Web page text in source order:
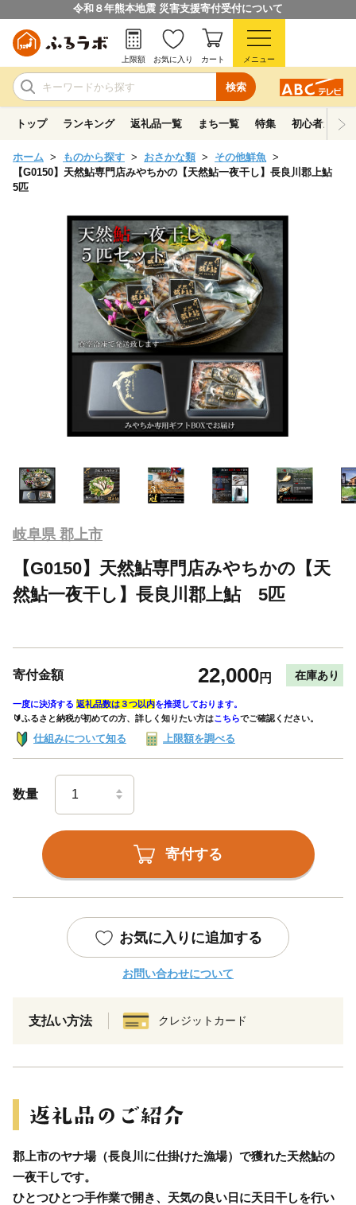
令和８年熊本地震 災害支援寄付受付について
検索
上限額 お気に入り カート メニュー
トップ ランキング 返礼品一覧 まち一覧 特集 初心者ガイド
ホーム ものから探す おさかな類
その他鮮魚
【G0150】天然鮎専門店みやちかの【天然鮎一夜干し】長良川郡上鮎
5匹
岐阜県 郡上市
【G0150】天然鮎専門店みやちかの【天
然鮎一夜干し】長良川郡上鮎 5匹
寄付金額 22,000円 在庫あり
一度に決済する 返礼品数は３つ以内を推奨しております。
🔰ふるさと納税が初めての方、詳しく知りたい方はこちらでご確認ください。
仕組みについて知る 上限額を調べる
数量
寄付する
お気に入りに追加する
お問い合わせについて
支払い方法 クレジットカード
郡上市のヤナ場（長良川に仕掛けた漁場）で獲れた天然鮎の
一夜干しです。
ひとつひとつ手作業で開き、天気の良い日に天日干しを行い